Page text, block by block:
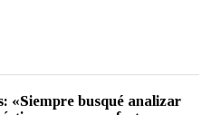
«Siempre busqué analizar